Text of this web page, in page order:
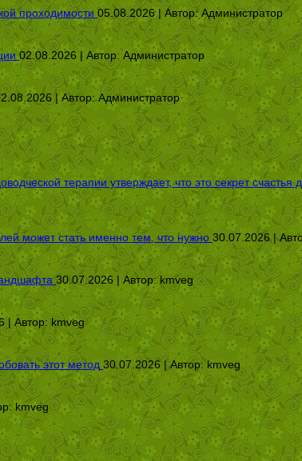
проходимости 05.08.2026 | Автор:Администратор
02.08.2026 | Автор:Администратор
| Автор:Администратор
терапии утверждает, что это секрет счастья
может стать именно тем, что нужно 30.07.2026 |
30.07.2026 | Автор:kmveg
| Автор:kmveg
этот метод 30.07.2026 | Автор:kmveg
kmveg